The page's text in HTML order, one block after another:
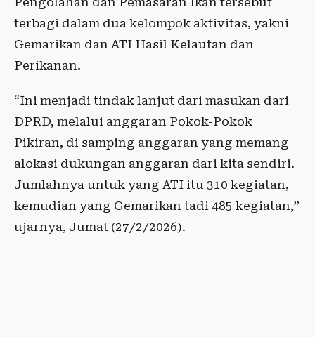
terbagi dalam dua kelompok aktivitas, yakni
Gemarikan dan ATI Hasil Kelautan dan
Perikanan.
“Ini menjadi tindak lanjut dari masukan dari
DPRD, melalui anggaran Pokok-Pokok
Pikiran, di samping anggaran yang memang
alokasi dukungan anggaran dari kita sendiri.
Jumlahnya untuk yang ATI itu 310 kegiatan,
kemudian yang Gemarikan tadi 485 kegiatan,”
ujarnya, Jumat (27/2/2026).